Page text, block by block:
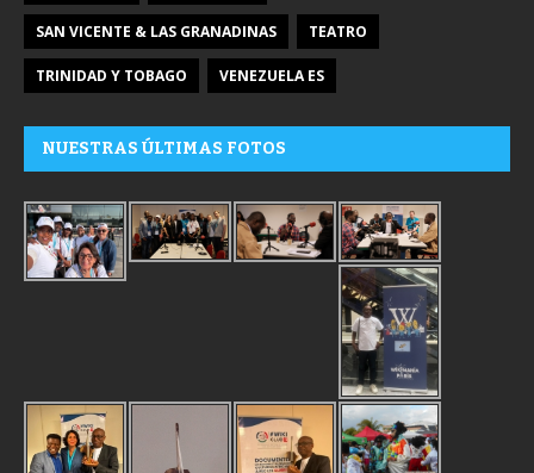
SAN VICENTE & LAS GRANADINAS TEATRO
TRINIDAD Y TOBAGO VENEZUELA ES
NUESTRAS ÚLTIMAS FOTOS